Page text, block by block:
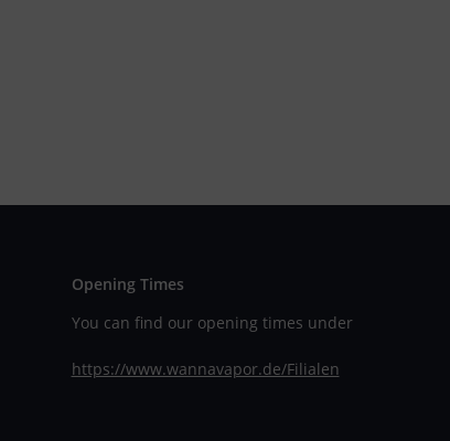
Opening Times
You can find our opening times under
https://www.wannavapor.de/Filialen